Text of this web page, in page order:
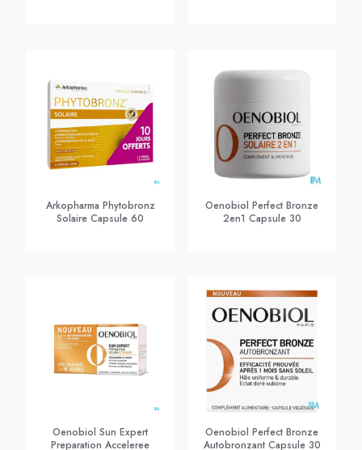
Arkopharma Phytobronz
Solaire Capsule 60
Oenobiol Perfect Bronze
2en1 Capsule 30
Oenobiol Sun Expert
Preparation Acceleree
Oenobiol Perfect Bronze
Autobronzant Capsule 30